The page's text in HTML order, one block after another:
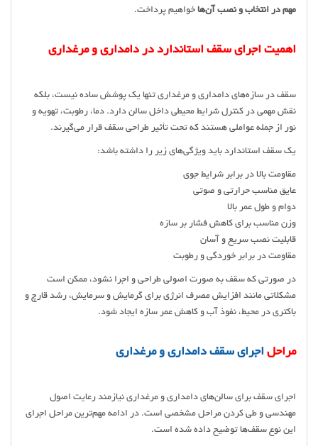
مهم در انتخاب و نصب آن‌ها خواهیم پرداخت.
اهمیت اجرای سقف استاندارد در دامداری و مرغداری
سقف در سازه‌های دامداری و مرغداری تنها یک پوشش ساده نیست، بلکه
نقش مهمی در کنترل شرایط محیطی داخل سالن دارد. دما، رطوبت، تهویه و
نور از جمله عواملی هستند که تحت تأثیر طراحی سقف قرار می‌گیرند.
یک سقف استاندارد باید ویژگی‌های زیر را داشته باشد:
مقاومت بالا در برابر شرایط جوی
عایق مناسب حرارتی و صوتی
دوام و طول عمر بالا
وزن مناسب برای کاهش فشار بر سازه
قابلیت نصب سریع و آسان
مقاومت در برابر خوردگی و رطوبت
در صورتی که سقف به صورت اصولی طراحی و اجرا نشود، ممکن است
مشکلاتی مانند افزایش مصرف انرژی برای گرمایش و سرمایش، رشد قارچ و
باکتری در محیط، نفوذ آب و کاهش عمر سازه ایجاد شود.
مراحل اجرای سقف دامداری و مرغداری
اجرای سقف برای سالن‌های دامداری و مرغداری نیازمند رعایت اصول
مهندسی و طی کردن مراحل مشخصی است. در ادامه مهم‌ترین مراحل اجرای
این نوع سقف‌ها توضیح داده شده است.